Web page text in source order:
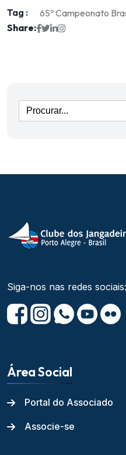
Tag : 65º Campeonato
Share:
Siga-nos nas redes sociais:
Área Social
Portal do Associado
Associe-se